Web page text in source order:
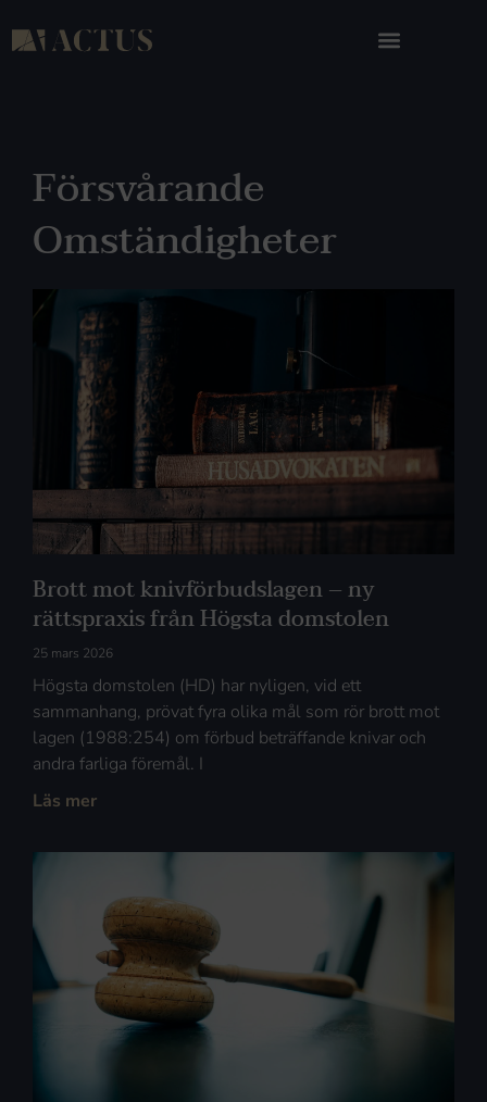
Försvårande
Omständigheter
Brott mot knivförbudslagen – ny
rättspraxis från Högsta domstolen
25 mars 2026
Högsta domstolen (HD) har nyligen, vid ett
sammanhang, prövat fyra olika mål som rör brott mot
lagen (1988:254) om förbud beträffande knivar och
andra farliga föremål. I
Läs mer